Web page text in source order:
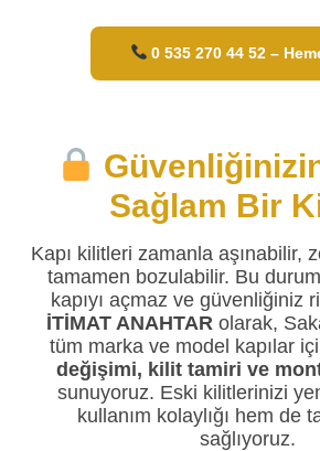
0 535 270 44 52 –
Sağlam Bir
Kapı kilitleri zamanla aşınabilir,
tamamen bozulabilir. Bu
kapıyı açmaz ve güvenliğiniz
İTİMAT ANAHTAR olarak,
tüm marka ve model kapılar
değişimi, kilit tamiri ve
sunuyoruz. Eski kilitlerinizi
kullanım kolaylığı hem de
sağlıyoruz.